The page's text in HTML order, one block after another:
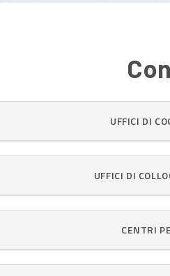
UFFICI DI
UFFICI DI
CENTRI